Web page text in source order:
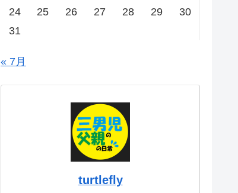
24
25 26 27 28 29
30
31
« 7月
turtlefly